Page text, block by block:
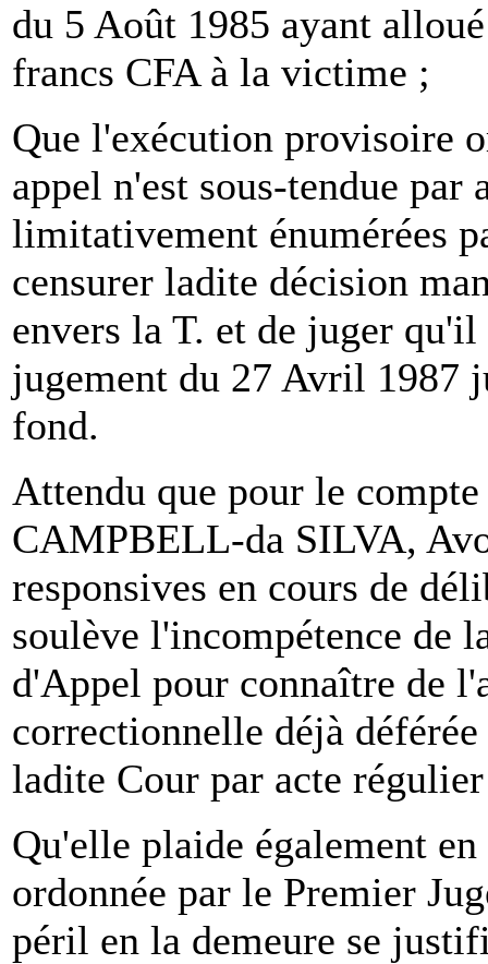
du 5 Août 1985 ayant
francs CFA à la victime ;
Que l'exécution provisoire
appel n'est sous-tendue par
limitativement énumérées
censurer ladite décision
envers la T. et de juger
jugement du 27 Avril 1987
fond.
Attendu que pour le
CAMPBELL-da SILVA,
responsives en cours de
soulève l'incompétence de
d'Appel pour connaître de
correctionnelle déjà
ladite Cour par acte
Qu'elle plaide également
ordonnée par le Premier
péril en la demeure se